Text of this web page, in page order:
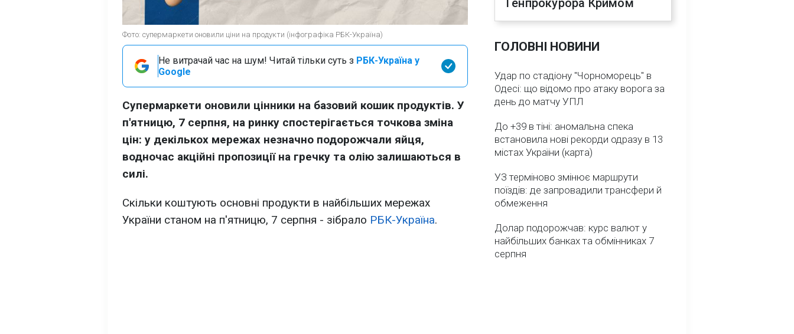
Фото: супермаркети оновили ціни на продукти (інфографіка РБК-Україна)
Не витрачай час на шум! Читай тільки суть з РБК-Україна у
Google
Супермаркети оновили цінники на базовий кошик продуктів. У
п'ятницю, 7 серпня, на ринку спостерігається точкова зміна
цін: у декількох мережах незначно подорожчали яйця,
водночас акційні пропозиції на гречку та олію залишаються в
силі.
Скільки коштують основні продукти в найбільших мережах
України станом на п'ятницю, 7 серпня - зібрало РБК-Україна.
Генпрокурора Кримом
ГОЛОВНІ НОВИНИ
Удар по стадіону "Чорноморець" в
Одесі: що відомо про атаку ворога за
день до матчу УПЛ
До +39 в тіні: аномальна спека
встановила нові рекорди одразу в 13
містах України (карта)
УЗ терміново змінює маршрути
поїздів: де запровадили трансфери й
обмеження
Долар подорожчав: курс валют у
найбільших банках та обмінниках 7
серпня